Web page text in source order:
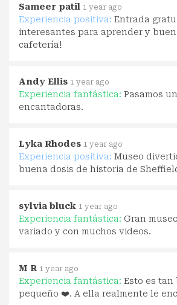
Sameer patil 1 year ago
Experiencia positiva: Entrada
interesantes para aprender y
cafetería!
Andy Ellis 1 year ago
Experiencia fantástica: Pasamos
encantadoras.
Lyka Rhodes 1 year ago
Experiencia positiva: Museo
buena dosis de historia de
sylvia bluck 1 year ago
Experiencia fantástica: Gran
variado y con muchos videos.
M R 1 year ago
Experiencia fantástica: Esto es tan
pequeño ❤️. A ella realmente le